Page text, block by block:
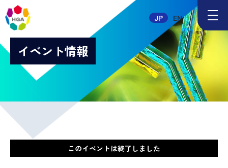
JP EN
メ
ュ
イベント情報
このイベントは終了しました